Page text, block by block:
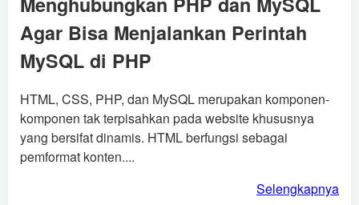
Agar Bisa Menjalankan Perintah
MySQL di PHP
HTML, CSS, PHP, dan MySQL merupakan komponen-
komponen tak terpisahkan pada website khususnya
yang bersifat dinamis. HTML berfungsi sebagai
pemformat konten....
Selengkapnya